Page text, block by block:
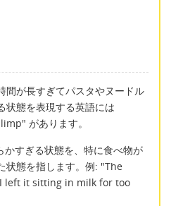
間が長すぎてパスタやヌードル
状態を表現する英語には
があります。
すぎる状態を、特に食べ物が
状態を指します。例: "The
left it sitting in milk for too